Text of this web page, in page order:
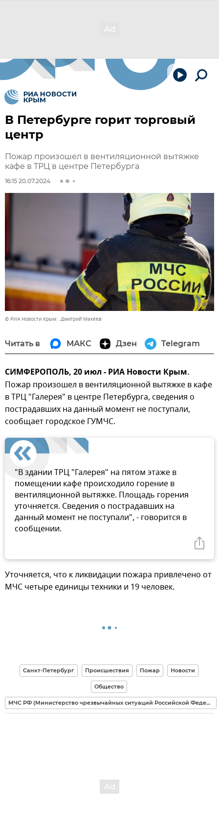
В Петербурге горит торговый
центр
Пожар произошел в вентиляционной вытяжке
кафе в ТРЦ в центре Петербурга
16:15 20.07.2024
© РИА Новости Крым . Дмитрий Макеев
Читать в МАКС Дзен Telegram
СИМФЕРОПОЛЬ, 20 июл - РИА Новости Крым.
Пожар произошел в вентиляционной вытяжке в кафе
в ТРЦ "Галерея" в центре Петербурга, сведения о
пострадавших на данный момент не поступали,
сообщает городское ГУМЧС.
"В здании ТРЦ "Галерея" на пятом этаже в
помещении кафе происходило горение в
вентиляционной вытяжке. Площадь горения
уточняется. Сведения о пострадавших на
данный момент не поступали", - говорится в
сообщении.
Уточняется, что к ликвидации пожара привлечено от
МЧС четыре единицы техники и 19 человек.
Санкт-Петербург Происшествия Пожар Новости
Общество
МЧС РФ (Министерство чрезвычайных ситуаций Российской Федерации)